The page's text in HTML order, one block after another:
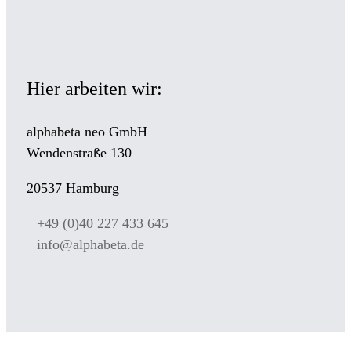
Hier arbeiten wir:
alphabeta neo GmbH
Wendenstraße 130
20537 Hamburg
+49 (0)40 227 433 645
info@alphabeta.de